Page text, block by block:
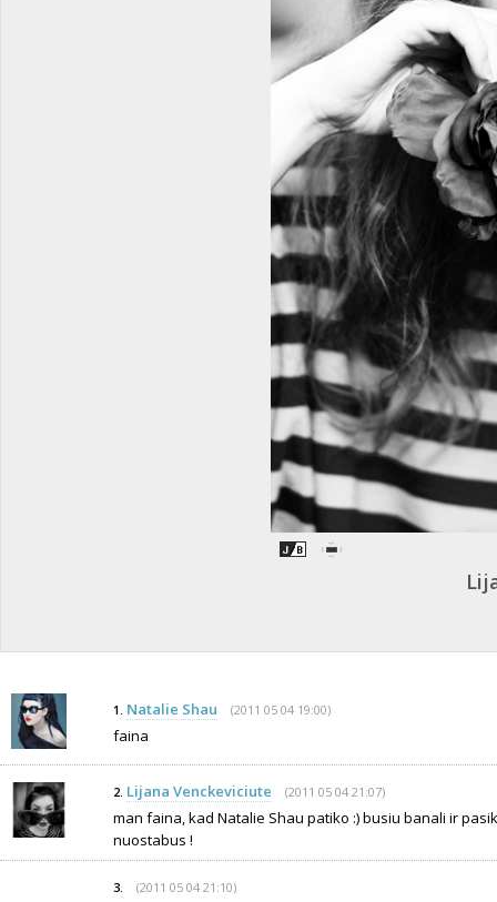
1. Natalie Shau (2011 05 04 19:00)
faina
2. Lijana Venckeviciute (2011 05 04 21:07)
man faina, kad Natalie Shau patiko :) busiu banali ir
nuostabus !
3. (2011 05 04 21:10)